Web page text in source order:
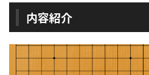
内容紹介